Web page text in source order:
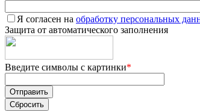
Я согласен на обработку персональных
Защита от автоматического заполнения
Введите символы с картинки*